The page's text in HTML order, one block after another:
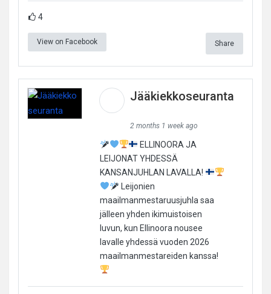
4
View on Facebook Share
Jääkiekkoseuranta
2 months 1 week ago
ELLINOORA JA
LEIJONAT YHDESSÄ
KANSANJUHLAN LAVALLA!
Leijonien
maailmanmestaruusjuhla saa
jälleen yhden ikimuistoisen
luvun, kun Ellinoora nousee
lavalle yhdessä vuoden 2026
maailmanmestareiden kanssa!